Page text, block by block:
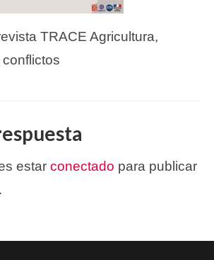
TRACE Agricultura,
estar conectado para publicar